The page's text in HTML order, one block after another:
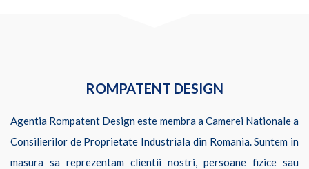
ROMPATENT DESIGN
Agentia Rompatent Design este membra a Camerei Nationale a
Consilierilor de Proprietate Industriala din Romania. Suntem in
masura sa reprezentam clientii nostri, persoane fizice sau